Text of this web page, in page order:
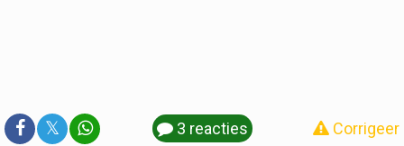
𝕏 3 reacties Corrigeer